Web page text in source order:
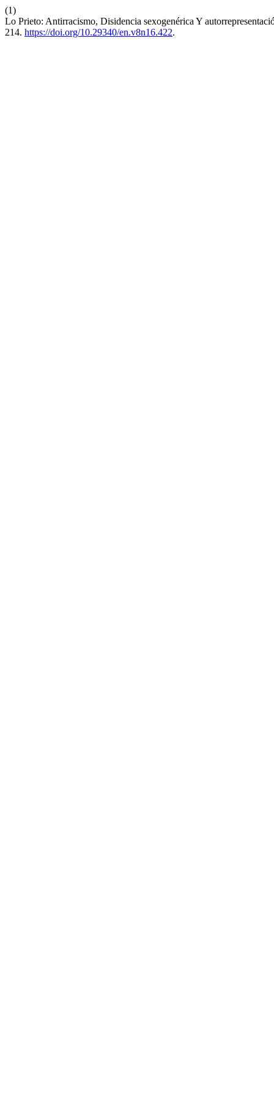
(1)
Lo Prieto: Antirracismo, Disidencia sexogenérica Y
214. https://doi.org/10.29340/en.v8n16.422.